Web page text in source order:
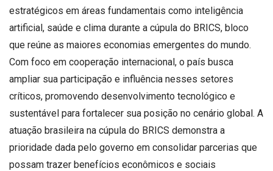
estratégicos em áreas fundamentais como inteligência
artificial, saúde e clima durante a cúpula do BRICS, bloco
que reúne as maiores economias emergentes do mundo.
Com foco em cooperação internacional, o país busca
ampliar sua participação e influência nesses setores
críticos, promovendo desenvolvimento tecnológico e
sustentável para fortalecer sua posição no cenário global. A
atuação brasileira na cúpula do BRICS demonstra a
prioridade dada pelo governo em consolidar parcerias que
possam trazer benefícios econômicos e sociais